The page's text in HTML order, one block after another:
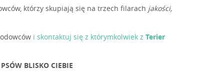
którzy skupiają się na trzech filarach jakości,
i skontaktuj się z którymkolwiek z Terier
BLISKO CIEBIE